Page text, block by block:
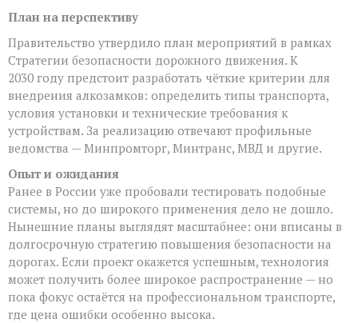
План на перспективу
Правительство утвердило план мероприятий в рамках
Стратегии безопасности дорожного движения. К
2030 году предстоит разработать чёткие критерии для
внедрения алкозамков: определить типы транспорта,
условия установки и технические требования к
устройствам. За реализацию отвечают профильные
ведомства — Минпромторг, Минтранс, МВД и другие.
Опыт и ожидания
Ранее в России уже пробовали тестировать подобные
системы, но до широкого применения дело не дошло.
Нынешние планы выглядят масштабнее: они вписаны в
долгосрочную стратегию повышения безопасности на
дорогах. Если проект окажется успешным, технология
может получить более широкое распространение — но
пока фокус остаётся на профессиональном транспорте,
где цена ошибки особенно высока.